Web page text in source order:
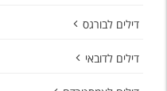
דילים לבורגס
דילים לדובאי